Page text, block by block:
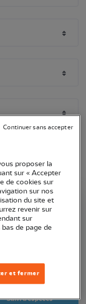
Occitanie
Suivi d'espèces
proposer la
sur « Accepter
de cookies sur
sur nos
du site et
revenir sur
sur
de page de
et fermer
Continuer sans accepter